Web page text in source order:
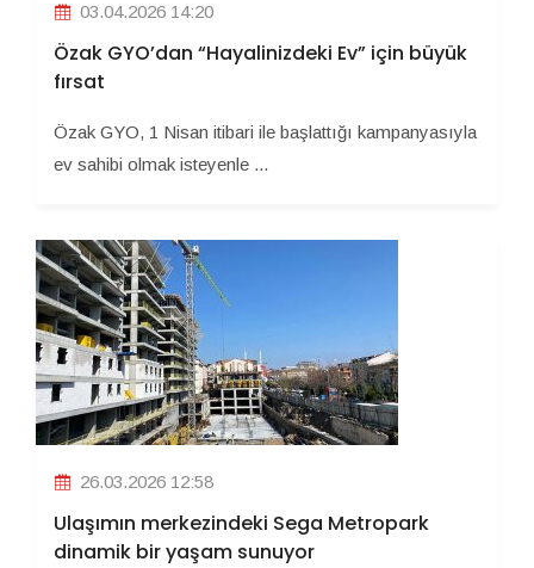
03.04.2026 14:20
Özak GYO’dan “Hayalinizdeki Ev” için büyük
fırsat
Özak GYO, 1 Nisan itibari ile başlattığı kampanyasıyla
ev sahibi olmak isteyenle ...
26.03.2026 12:58
Ulaşımın merkezindeki Sega Metropark
dinamik bir yaşam sunuyor